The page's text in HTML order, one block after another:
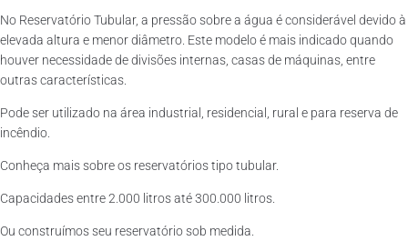
No Reservatório Tubular, a pressão sobre a água é considerável devido à
elevada altura e menor diâmetro. Este modelo é mais indicado quando
houver necessidade de divisões internas, casas de máquinas, entre
outras características.
Pode ser utilizado na área industrial, residencial, rural e para reserva de
incêndio.
Conheça mais sobre os reservatórios tipo tubular.
Capacidades entre 2.000 litros até 300.000 litros.
Ou construímos seu reservatório sob medida.